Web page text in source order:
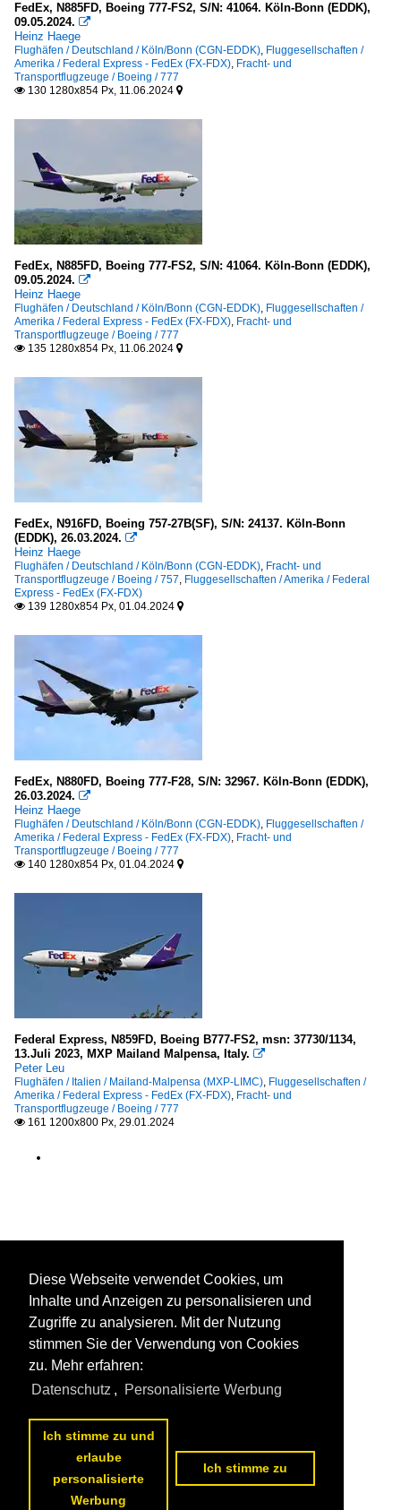
FedEx, N885FD, Boeing 777-FS2, S/N: 41064. Köln-Bonn (EDDK),
09.05.2024. 
Heinz Haege
Flughäfen / Deutschland / Köln/Bonn (CGN-EDDK), Fluggesellschaften /
Amerika / Federal Express - FedEx (FX-FDX), Fracht- und
Transportflugzeuge / Boeing / 777
 130 1280x854 Px, 11.06.2024 
FedEx, N885FD, Boeing 777-FS2, S/N: 41064. Köln-Bonn (EDDK),
09.05.2024. 
Heinz Haege
Flughäfen / Deutschland / Köln/Bonn (CGN-EDDK), Fluggesellschaften /
Amerika / Federal Express - FedEx (FX-FDX), Fracht- und
Transportflugzeuge / Boeing / 777
 135 1280x854 Px, 11.06.2024 
FedEx, N916FD, Boeing 757-27B(SF), S/N: 24137. Köln-Bonn
(EDDK), 26.03.2024. 
Heinz Haege
Flughäfen / Deutschland / Köln/Bonn (CGN-EDDK), Fracht- und
Transportflugzeuge / Boeing / 757, Fluggesellschaften / Amerika / Federal
Express - FedEx (FX-FDX)
 139 1280x854 Px, 01.04.2024 
FedEx, N880FD, Boeing 777-F28, S/N: 32967. Köln-Bonn (EDDK),
26.03.2024. 
Heinz Haege
Flughäfen / Deutschland / Köln/Bonn (CGN-EDDK), Fluggesellschaften /
Amerika / Federal Express - FedEx (FX-FDX), Fracht- und
Transportflugzeuge / Boeing / 777
 140 1280x854 Px, 01.04.2024 
Federal Express, N859FD, Boeing B777-FS2, msn: 37730/1134,
13.Juli 2023, MXP Mailand Malpensa, Italy. 
Peter Leu
Flughäfen / Italien / Mailand-Malpensa (MXP-LIMC), Fluggesellschaften /
Amerika / Federal Express - FedEx (FX-FDX), Fracht- und
Transportflugzeuge / Boeing / 777
 161 1200x800 Px, 29.01.2024
Diese Webseite verwendet Cookies, um
Inhalte und Anzeigen zu personalisieren und
Zugriffe zu analysieren. Mit der Nutzung
stimmen Sie der Verwendung von Cookies
zu. Mehr erfahren:
Datenschutz , Personalisierte Werbung
Ich stimme zu und
erlaube
personalisierte
Werbung
Ich stimme zu